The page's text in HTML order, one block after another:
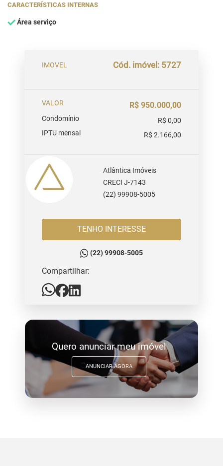
CARACTERÍSTICAS INTERNAS
Área serviço
IMOVEL Cód. imóvel: 5727
VALOR R$ 950.000,00
Condomínio
R$ 0,00
IPTU mensal
R$ 2.166,00
Atlântica Imóveis
CRECI J-7143
(22) 99908-5005
TENHO INTERESSE
(22) 99908-5005
Compartilhar:
Quero anunciar meu imóvel
ANUNCIAR AGORA